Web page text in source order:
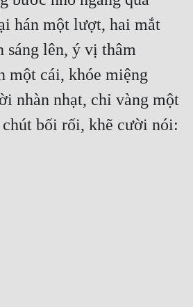
hán một lượt, hai mắt
sáng lên, ý vị thâm
một cái, khóe miệng
nhàn nhạt, chỉ vàng một
chút bối rối, khẽ cười nói: